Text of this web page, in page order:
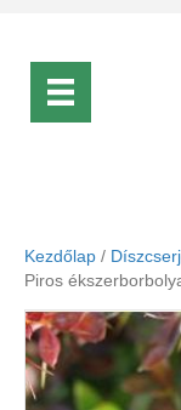
Kezdőlap /
Piros